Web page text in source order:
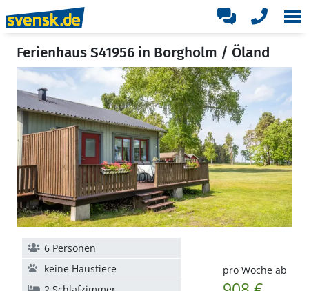
Ferienhaus S41956 in Borgholm / Öland
pro Woche ab
6 Personen
keine Haustiere